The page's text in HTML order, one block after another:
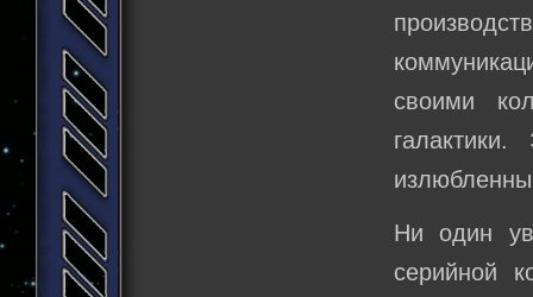
своими
Ни один
серийной